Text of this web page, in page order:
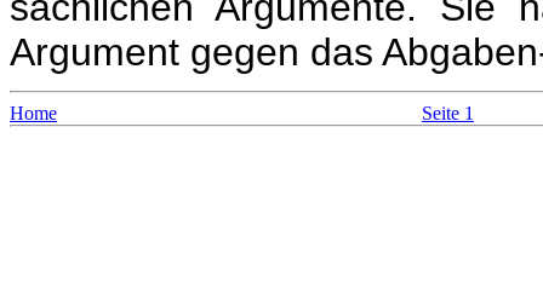
Argument gegen das
Home Seite 1